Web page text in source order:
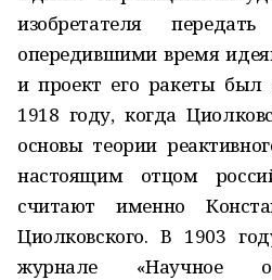
изобретателя
опередившими время
и проект его ракеты
1918 году, когда
основы теории
настоящим отцом
считают именно
Циолковского. В 1903
журнале «Научное